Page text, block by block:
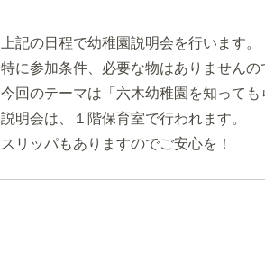
上記の日程で幼稚園説明会を行います。
特に参加条件、必要な物はありませんの
今回のテーマは「六木幼稚園を知っても
説明会は、１階保育室で行われます。
スリッパもありますのでご安心を！